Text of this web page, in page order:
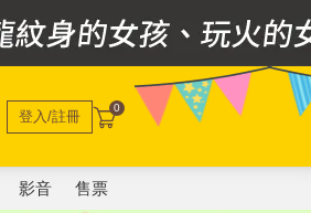
登入/註冊 0
影音 售票